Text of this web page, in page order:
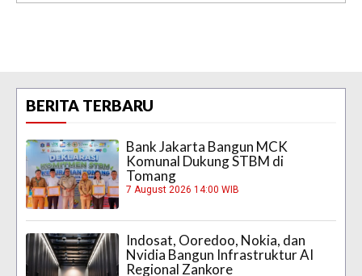
BERITA TERBARU
Bank Jakarta Bangun MCK
Komunal Dukung STBM di
Tomang
7 August 2026 14:00 WIB
Indosat, Ooredoo, Nokia, dan
Nvidia Bangun Infrastruktur AI
Regional Zankore